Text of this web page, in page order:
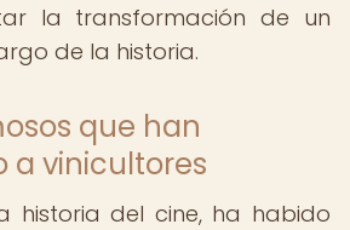
la transformación de un
de la historia.
que han
a vinicultores
historia del cine, ha habido